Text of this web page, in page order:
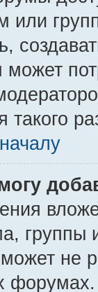
или
может
такого
группы
не